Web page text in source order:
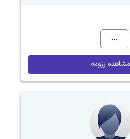
...
مشاهده رزومه